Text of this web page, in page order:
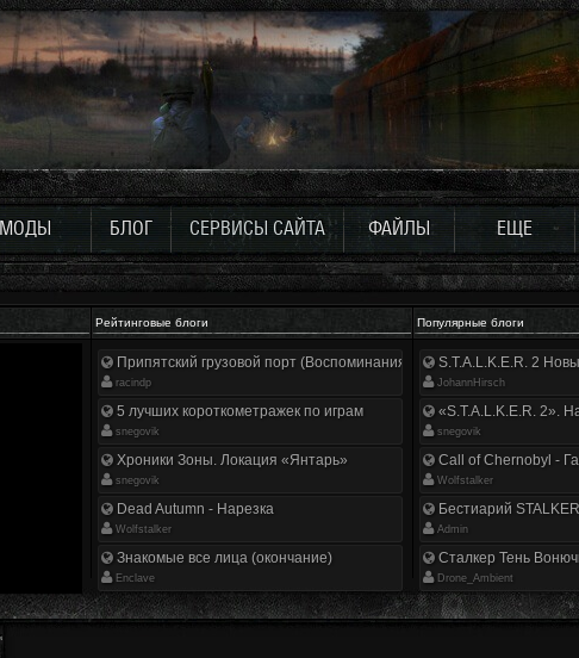
МОДЫ БЛОГ СЕРВИСЫ САЙТА ФАЙЛЫ ЕЩЕ
Рейтинговые блоги Популярные блоги
Припятский грузовой порт (Воспоминания ликвидатора)
racindp
5 лучших короткометражек по играм
snegovik
Хроники Зоны. Локация «Янтарь»
snegovik
Dead Autumn - Нарезка
Wolfstalker
Знакомые все лица (окончание)
Enclave
S.T.A.L.K.E.R. 2
JohannHirsch
«S.T.A.L.K.E.R. 2».
snegovik
Call of Chernobyl -
Wolfstalker
Бестиарий
Аdmin
Сталкер Тень
Drone_Ambient